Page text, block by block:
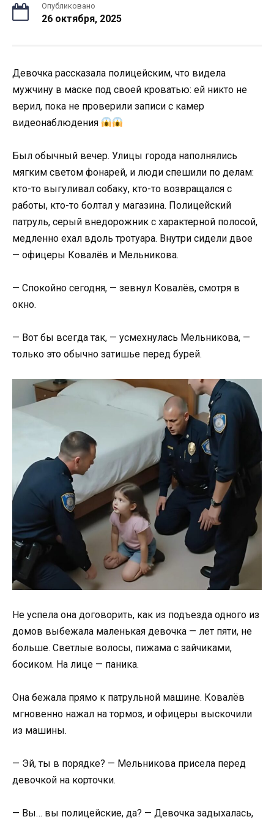
Опубликовано
26 октября, 2025
Девочка рассказала полицейским, что видела
мужчину в маске под своей кроватью: ей никто не
верил, пока не проверили записи с камер
видеонаблюдения
Был обычный вечер. Улицы города наполнялись
мягким светом фонарей, и люди спешили по делам:
кто-то выгуливал собаку, кто-то возвращался с
работы, кто-то болтал у магазина. Полицейский
патруль, серый внедорожник с характерной полосой,
медленно ехал вдоль тротуара. Внутри сидели двое
— офицеры Ковалёв и Мельникова.
— Спокойно сегодня, — зевнул Ковалёв, смотря в
окно.
— Вот бы всегда так, — усмехнулась Мельникова, —
только это обычно затишье перед бурей.
Не успела она договорить, как из подъезда одного из
домов выбежала маленькая девочка — лет пяти, не
больше. Светлые волосы, пижама с зайчиками,
босиком. На лице — паника.
Она бежала прямо к патрульной машине. Ковалёв
мгновенно нажал на тормоз, и офицеры выскочили
из машины.
— Эй, ты в порядке? — Мельникова присела перед
девочкой на корточки.
— Вы… вы полицейские, да? — Девочка задыхалась,